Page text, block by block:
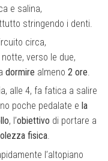
e salina,
stringendo i denti.
circa,
notte, verso le due,
dormire almeno 2 ore.
alle 4, fa fatica a salire
poche pedalate e la
, l’obiettivo di portare a
fisica.
l’altopiano